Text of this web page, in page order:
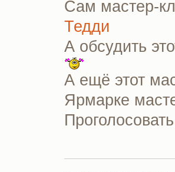
Сам мастер-
Тедди
А обсудить
А ещё этот
Ярмарке